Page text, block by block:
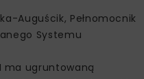
Auguścik, Pełnomocnik
Systemu
ma ugruntowaną